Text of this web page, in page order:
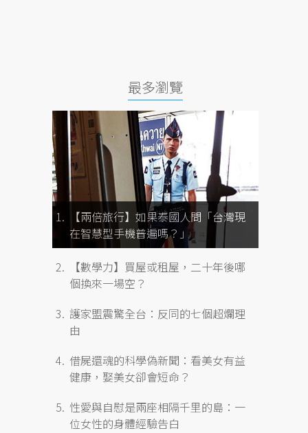
最多瀏覽
【兩倍旅行】如果泰國人問「台灣現
在智慧型手機普遍嗎？」
【數學力】買屋或租屋，二十年後哪
個換來一場空？
護家盟震驚全台：反同的七個超爛理
由
借屍還魂的科學偽新聞：看美女有益
健康，娶美女卻會短命？
性愛與自慰是兩座相隔千里的島：一
位女性的身體經驗告白